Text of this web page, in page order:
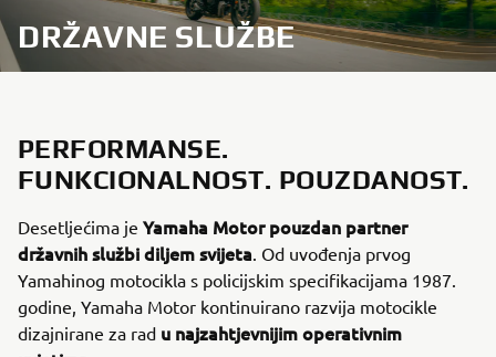
DRŽAVNE SLUŽBE
PERFORMANSE.
FUNKCIONALNOST. POUZDANOST.
Desetljećima je Yamaha Motor pouzdan partner
državnih službi diljem svijeta. Od uvođenja prvog
Yamahinog motocikla s policijskim specifikacijama 1987.
godine, Yamaha Motor kontinuirano razvija motocikle
dizajnirane za rad u najzahtjevnijim operativnim